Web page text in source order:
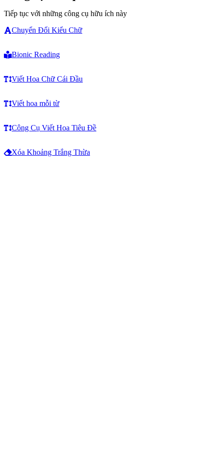
Tiếp tục với những công cụ hữu ích này
Chuyển Đổi Kiểu Chữ
Bionic Reading
Viết Hoa Chữ Cái Đầu
Viết hoa mỗi từ
Công Cụ Viết Hoa Tiêu Đề
Xóa Khoảng Trắng Thừa